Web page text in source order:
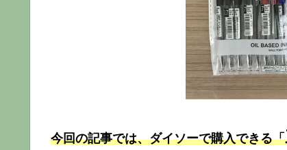
今回の記事では、ダイソーで購入できる「